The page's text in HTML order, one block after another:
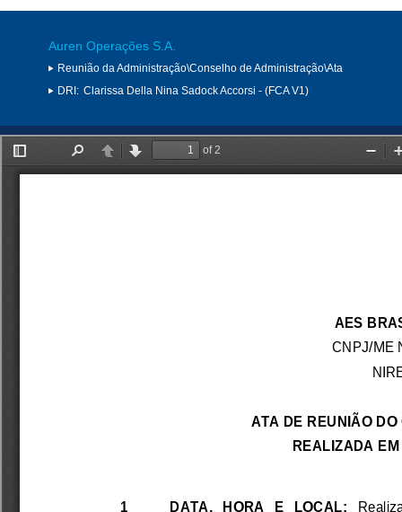
Auren Operações S.A.
Reunião da Administração\Conselho de Administração\Ata
DRI: Clarissa Della Nina Sadock Accorsi - (FCA V1)